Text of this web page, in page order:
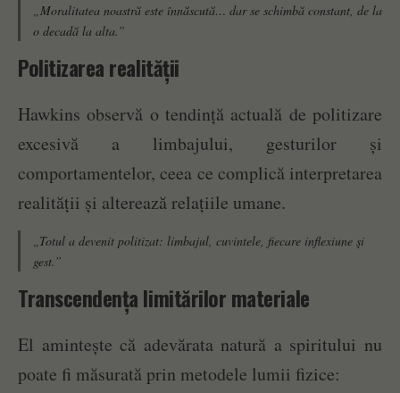
„Moralitatea noastră este înnăscută… dar se schimbă constant, de la
o decadă la alta.”
Politizarea realității
Hawkins observă o tendință actuală de politizare
excesivă a limbajului, gesturilor și
comportamentelor, ceea ce complică interpretarea
realității și alterează relațiile umane.
„Totul a devenit politizat: limbajul, cuvintele, fiecare inflexiune şi
gest.”
Transcendența limitărilor materiale
El amintește că adevărata natură a spiritului nu
poate fi măsurată prin metodele lumii fizice: